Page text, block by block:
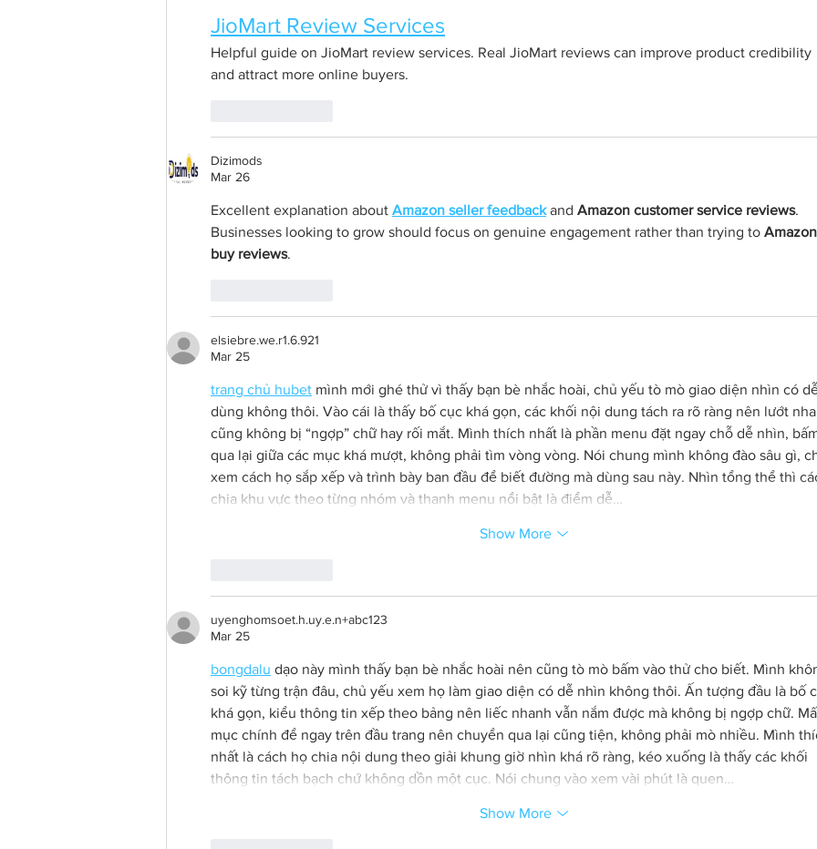
JioMart Review Services
Helpful guide on JioMart review services. Real JioMart reviews can improve product credibility
and attract more online buyers.
Dizimods
Mar 26
Excellent explanation about Amazon seller feedback and Amazon customer service reviews.
Businesses looking to grow should focus on genuine engagement rather than trying to Amazon
buy reviews.
elsiebre.we.r1.6.921
Mar 25
trang chủ hubet mình mới ghé thử vì thấy bạn bè nhắc hoài, chủ yếu tò mò giao diện nhìn có
dùng không thôi. Vào cái là thấy bố cục khá gọn, các khối nội dung tách ra rõ ràng nên lướt
cũng không bị “ngợp” chữ hay rối mắt. Mình thích nhất là phần menu đặt ngay chỗ dễ nhìn,
qua lại giữa các mục khá mượt, không phải tìm vòng vòng. Nói chung mình không đào sâu gì,
xem cách họ sắp xếp và trình bày ban đầu để biết đường mà dùng sau này. Nhìn tổng thể thì
chia khu vực theo từng nhóm và thanh menu nổi bật là điểm dễ…
Show More
uyenghomsoet.h.uy.e.n+abc123
Mar 25
bongdalu dạo này mình thấy bạn bè nhắc hoài nên cũng tò mò bấm vào thử cho biết. Mình
soi kỹ từng trận đâu, chủ yếu xem họ làm giao diện có dễ nhìn không thôi. Ấn tượng đầu là bố
khá gọn, kiểu thông tin xếp theo bảng nên liếc nhanh vẫn nắm được mà không bị ngợp chữ.
mục chính để ngay trên đầu trang nên chuyển qua lại cũng tiện, không phải mò nhiều. Mình
nhất là cách họ chia nội dung theo giải khung giờ nhìn khá rõ ràng, kéo xuống là thấy các khối
thông tin tách bạch chứ không dồn một cục. Nói chung vào xem vài phút là quen…
Show More